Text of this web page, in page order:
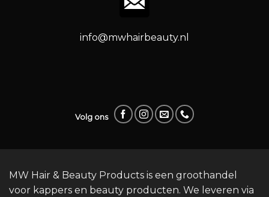
info@mwhairbeauty.nl
Volg ons
MW Hair & Beauty Products is een groothandel
voor kappers en beauty producten. We leveren via